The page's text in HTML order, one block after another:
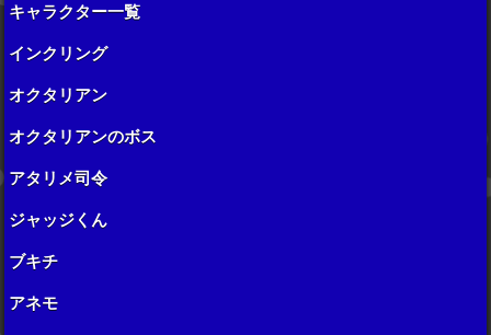
キャラクター一覧
インクリング
オクタリアン
オクタリアンのボス
アタリメ司令
ジャッジくん
ブキチ
アネモ